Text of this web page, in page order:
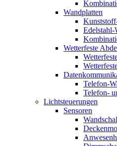
Wandplatten
Edelstahl-
Wetterfeste
Telefon-
Telefon-
Lichtsteuerungen
Sensoren